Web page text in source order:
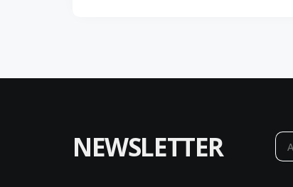
NEWSLETTER